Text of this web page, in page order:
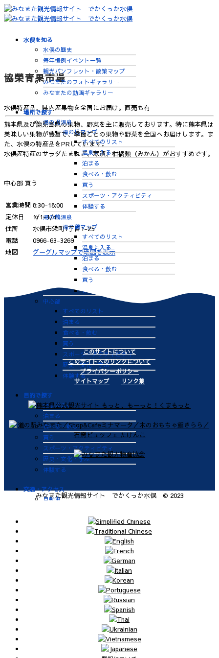
水俣を知る
水俣の歴史
毎年恒例イベント一覧
観光パンフレット・散策マップ
みなまたのフォトギャラリー
みなまたの動画ギャラリー
場所で探す
湯の児温泉
湯の児マップ
すべてのリスト
温泉に入る
泊まる
食べる・飲む
買う
スポーツ・アクティビティ
体験する
湯の鶴温泉
湯の鶴マップ
すべてのリスト
温泉に入る
泊まる
食べる・飲む
買う
体験する
中心部
すべてのリスト
泊まる
食べる・飲む
買う
スポーツ・アクティビティ
歴史・文化・学ぶ
体験する
目的で探す
温泉に入る
泊まる
食べる・飲む
買う
スポーツ・アクティビティ
歴史・文化・学ぶ
体験する
交通・アクセス
自動車
肥薩おれんじ鉄道
海上タクシー定期便 時刻表
肥薩おれんじ鉄道 レンタサイク
ビジターバース（水俣港百間浮桟
協榮青果市場
水俣特産品、県内産果物を全国にお届け。直売も有
熊本県及び鹿児島県の果物、野菜を主に販売しております。特に熊本県は
美味しい果物が豊富で、季節ごとの果物や野菜を全国へお届けします。ま
た、水俣の特産品をPRしています。
水俣産特産のサラダたまねぎ、寒漬、柑橘類（みかん）がおすすめです。
中心部 買う
営業時間 8:30-18:00
定休日
1/1-1/4
住所
水俣市栄町1丁目1-25
電話
0966-63-3269
地図
グーグルマップで地図を表示
このサイトについて
このサイトへのリンクについて
プライバシーポリシー
サイトマップ
リンク集
みなまた観光情報サイト でかくっか水俣 © 2023